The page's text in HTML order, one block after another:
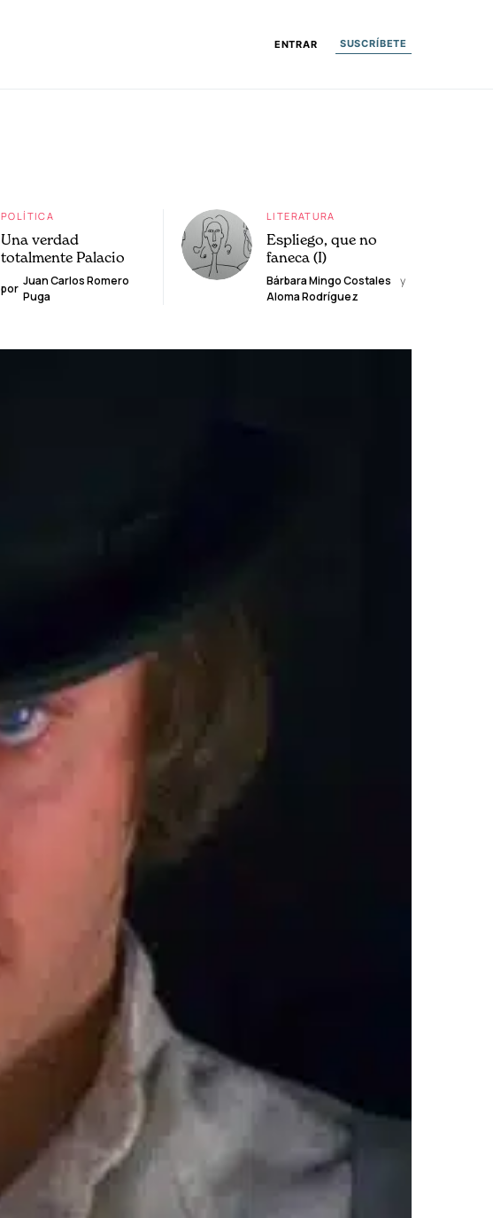
ENTRAR SUSCRÍBETE
POLÍTICA
Una verdad
totalmente Palacio
por
Juan Carlos Romero
Puga
LITERATURA
Espliego, que no
faneca (I)
Bárbara Mingo Costales
y
Aloma Rodríguez